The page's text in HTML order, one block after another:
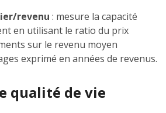
revenu : mesure la capacité
en utilisant le ratio du prix
sur le revenu moyen
exprimé en années de revenus.
qualité de vie